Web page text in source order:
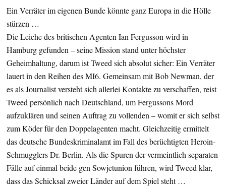
Ein Verräter im eigenen Bunde könnte ganz Europa in die Hölle
stürzen …
Die Leiche des britischen Agenten Ian Fergusson wird in
Hamburg gefunden – seine Mission stand unter höchster
Geheimhaltung, darum ist Tweed sich absolut sicher: Ein Verräter
lauert in den Reihen des MI6. Gemeinsam mit Bob Newman, der
es als Journalist versteht sich allerlei Kontakte zu verschaffen, reist
Tweed persönlich nach Deutschland, um Fergussons Mord
aufzuklären und seinen Auftrag zu vollenden – womit er sich selbst
zum Köder für den Doppelagenten macht. Gleichzeitig ermittelt
das deutsche Bundeskriminalamt im Fall des berüchtigten Heroin-
Schmugglers Dr. Berlin. Als die Spuren der vermeintlich separaten
Fälle auf einmal beide gen Sowjetunion führen, wird Tweed klar,
dass das Schicksal zweier Länder auf dem Spiel steht …